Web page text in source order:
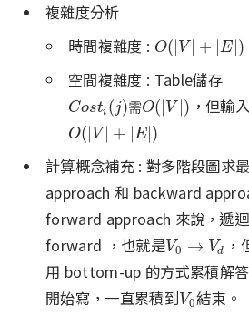
複雜度分析
時間複雜度 : O(| V | + |E|)
O(|V|+ |E| )
空間複雜度 : Table儲存
Costi (j)需O(| V |)
Costi(j)需O(|V|) ，但輸
O(| V | + |E|)
O(|V|+ |E| )
計算概念補充 : 對多階段圖求
approach 和 backward
forward approach 來說，遞
forward ，也就是V0 → Vd
V0 →V d
用 bottom-up 的方式累積解
開始寫，一直累積到V0
V0結束。